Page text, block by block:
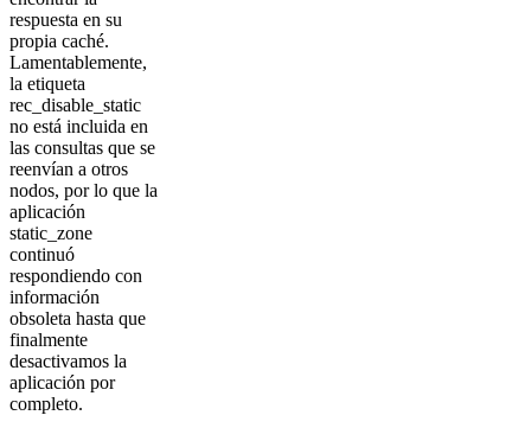
respuesta en su
propia caché.
Lamentablemente,
la etiqueta
rec_disable_static
no está incluida en
las consultas que se
reenvían a otros
nodos, por lo que la
aplicación
static_zone
continuó
respondiendo con
información
obsoleta hasta que
finalmente
desactivamos la
aplicación por
completo.